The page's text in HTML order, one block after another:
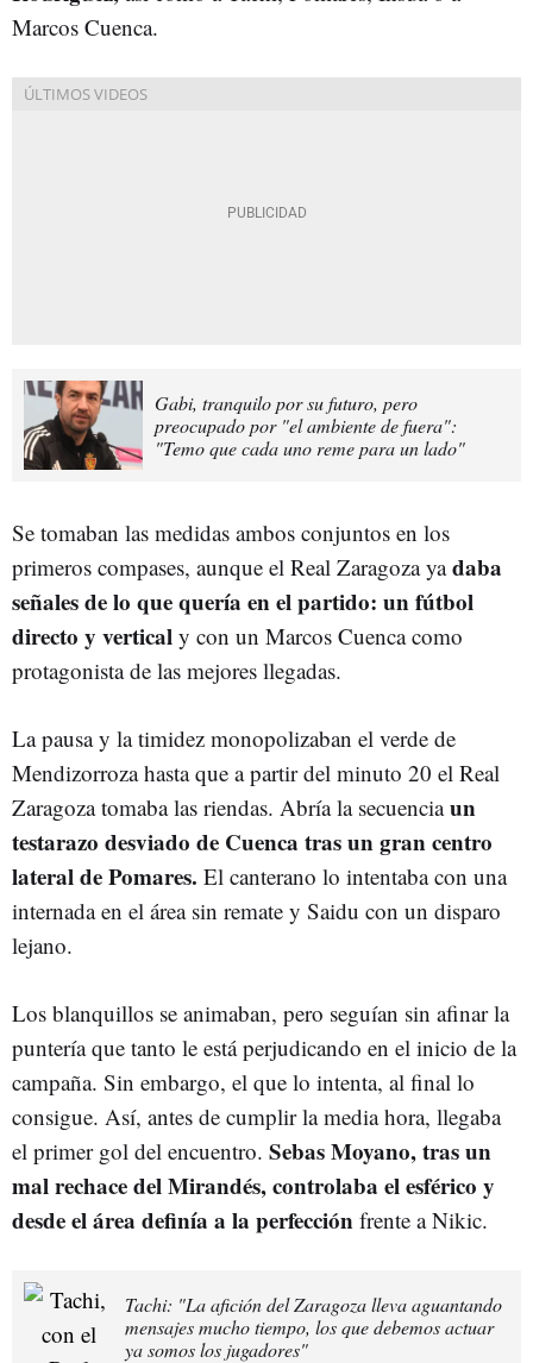
Marcos Cuenca.
Gabi, tranquilo por su futuro, pero
preocupado por "el ambiente de fuera":
"Temo que cada uno reme para un lado"
Se tomaban las medidas ambos conjuntos en los
primeros compases, aunque el Real Zaragoza yadaba
señales de lo que quería en el partido: un fútbol
directo y vertical y con un Marcos Cuenca como
protagonista de las mejores llegadas.
La pausa y la timidez monopolizaban el verde de
Mendizorroza hasta que a partir del minuto 20 el Real
Zaragoza tomaba las riendas. Abría la secuenciaun
testarazo desviado de Cuenca tras un gran centro
lateral de Pomares. El canterano lo intentaba con una
internada en el área sin remate y Saidu con un disparo
lejano.
Los blanquillos se animaban, pero seguían sin afinar la
puntería que tanto le está perjudicando en el inicio de la
campaña. Sin embargo, el que lo intenta, al final lo
consigue. Así, antes de cumplir la media hora, llegaba
el primer gol del encuentro. Sebas Moyano, tras un
mal rechace del Mirandés, controlaba el esférico y
desde el área definía a la perfección frente a Nikic.
Tachi: "La afición del Zaragoza lleva aguantando
mensajes mucho tiempo, los que debemos actuar
ya somos los jugadores"